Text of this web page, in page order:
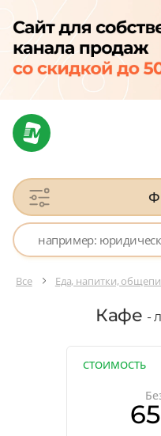
Все Еда, напитки,
Кафе -
СТОИМОСТЬ